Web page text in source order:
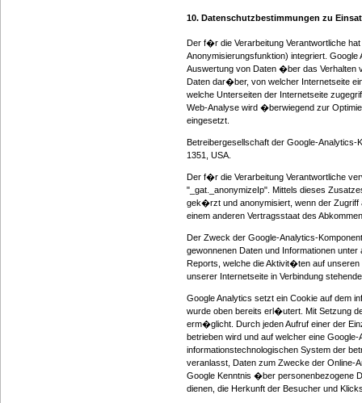
10. Datenschutzbestimmungen zu
Der f�r die Verarbeitung Verantwortliche
Anonymisierungsfunktion) integriert.
Auswertung von Daten �ber das Verhalten
Daten dar�ber, von welcher Internetseite
welche Unterseiten der Internetseite
Web-Analyse wird �berwiegend zur
eingesetzt.
Betreibergesellschaft der Google-Analytics-
1351, USA.
Der f�r die Verarbeitung Verantwortliche
"_gat._anonymizeIp". Mittels dieses
gek�rzt und anonymisiert, wenn der Zugriff
einem anderen Vertragsstaat des
Der Zweck der Google-Analytics-
gewonnenen Daten und Informationen
Reports, welche die Aktivit�ten auf
unserer Internetseite in Verbindung
Google Analytics setzt ein Cookie auf dem
wurde oben bereits erl�utert. Mit Setzung
erm�glicht. Durch jeden Aufruf einer der
betrieben wird und auf welcher eine
informationstechnologischen System der
veranlasst, Daten zum Zwecke der Online-
Google Kenntnis �ber personenbezogene
dienen, die Herkunft der Besucher und